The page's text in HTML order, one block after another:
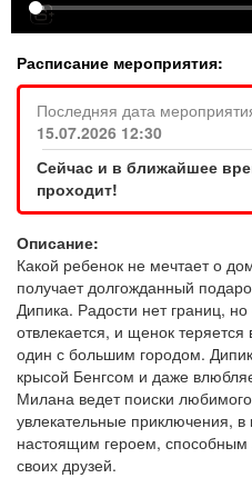
Расписание мероприятия:
Последняя дата
15.07.2026 12:30
Сейчас и в ближайшее
проходит!
Описание:
Какой ребенок не мечтает о
получает долгожданный
Дипика. Радости нет границ,
отвлекается, и щенок
один с большим городом.
крысой Бенгсом и даже
Милана ведет поиски
увлекательные приключения, в
настоящим героем, способным
своих друзей.